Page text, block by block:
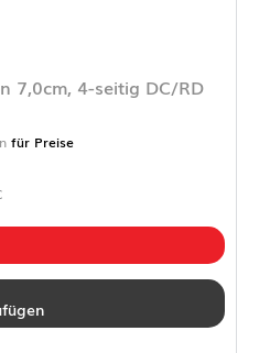
7,0cm, 4-seitig DC/RD
für Preise